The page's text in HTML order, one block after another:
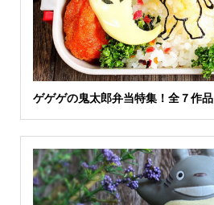
ゲゲゲの鬼太郎弁当特集！全７作品